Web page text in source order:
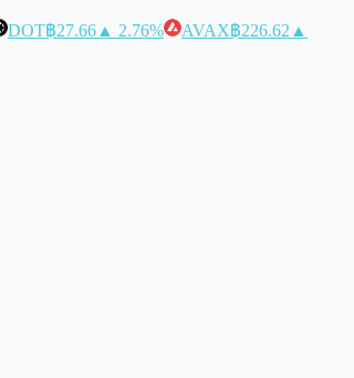
DOT฿27.66 ▲ 2.76% AVAX฿226.62 ▲